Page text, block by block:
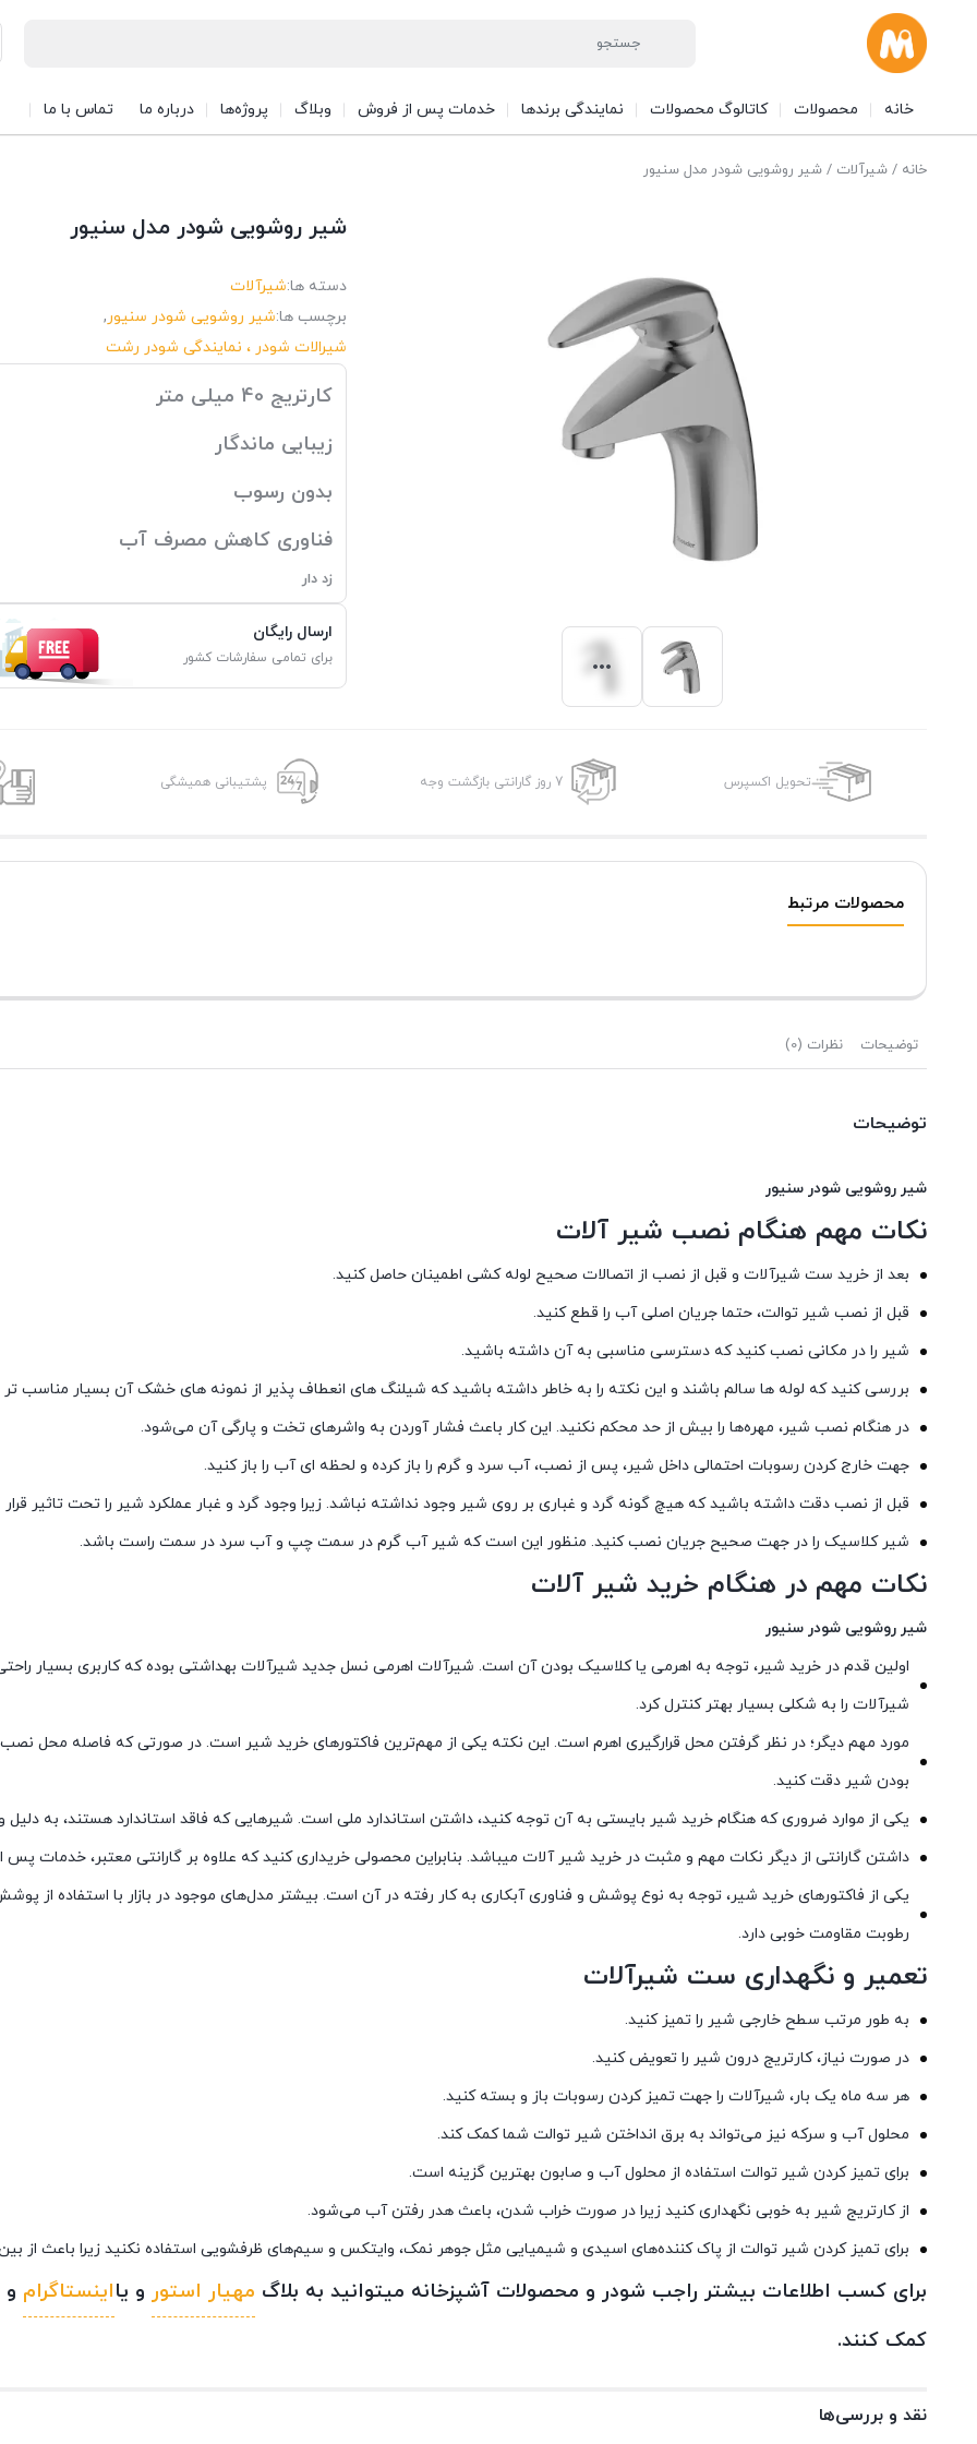
خانه محصولات کاتالوگ محصولات نمایندگی برندها خدمات پس از فروش وبلاگ پروژه‌ها درباره ما تماس با ما
خانه /شیرآلات / شیر روشویی شودر مدل سنیور
شیر روشویی شودر مدل سنیور
دسته ها:شیرآلات
برچسب ها:شیر روشویی شودر سنیور,
شیرالات شودر ، نمایندگی شودر رشت
کارتریج 40 میلی متر
زیبایی ماندگار
بدون رسوب
فناوری کاهش مصرف آب
زد دار
ارسال رایگان
برای تمامی سفارشات کشور
تحویل اکسپرس 7 روز گارانتی بازگشت وجه پشتیبانی همیشگی
محصولات مرتبط
توضیحات نظرات (0)
توضیحات
شیر روشویی شودر سنیور
نکات مهم هنگام نصب شیر آلات
بعد از خرید ست شیرآلات و قبل از نصب از اتصالات صحیح لوله کشی اطمینان حاصل کنید.
قبل از نصب شیر توالت، حتما جریان اصلی آب را قطع کنید.
شیر را در مکانی نصب کنید که دسترسی مناسبی به آن داشته باشید.
بررسی کنید که لوله ها سالم باشند و این نکته را به خاطر داشته باشید که شیلنگ های انعطاف پذیر از نمونه های خشک آن بسیار مناسب
در هنگام نصب شیر، مهره‌ها را بیش از حد محکم نکنید. این کار باعث فشار آوردن به واشرهای تخت و پارگی آن می‌شود.
جهت خارج کردن رسوبات احتمالی داخل شیر، پس از نصب، آب سرد و گرم را باز کرده و لحظه ای آب را باز کنید.
قبل از نصب دقت داشته باشید که هیچ گونه گرد و غباری بر روی شیر وجود نداشته نباشد. زیرا وجود گرد و غبار عملکرد شیر را تحت تاثیر قرار
شیر کلاسیک را در جهت صحیح جریان نصب کنید. منظور این است که شیر آب گرم در سمت چپ و آب سرد در سمت راست باشد.
نکات مهم در هنگام خرید شیر آلات
شیر روشویی شودر سنیور
اولین قدم در خرید شیر، توجه به اهرمی یا کلاسیک بودن آن است. شیرآلات اهرمی نسل جدید شیرآلات بهداشتی بوده که کاربری بسیار
شیرآلات را به شکلی بسیار بهتر کنترل کرد.
مورد مهم دیگر؛ در نظر گرفتن محل قرارگیری اهرم است. این نکته یکی از مهم‌ترین فاکتورهای خرید شیر است. در صورتی که فاصله محل
بودن شیر دقت کنید.
یکی از موارد ضروری که هنگام خرید شیر بایستی به آن توجه کنید، داشتن استاندارد ملی است. شیرهایی که فاقد استاندارد هستند، به دلیل
داشتن گارانتی از دیگر نکات مهم و مثبت در خرید شیر آلات میباشد. بنابراین محصولی خریداری کنید که علاوه بر گارانتی معتبر، خدمات پس
یکی از فاکتورهای خرید شیر، توجه به نوع پوشش و فناوری آبکاری به کار رفته در آن است. بیشتر مدل‌های موجود در بازار با استفاده از
رطوبت مقاومت خوبی دارد.
تعمیر و نگهداری ست شیرآلات
به طور مرتب سطح خارجی شیر را تمیز کنید.
در صورت نیاز، کارتریج درون شیر را تعویض کنید.
هر سه ماه یک بار، شیرآلات را جهت تمیز کردن رسوبات باز و بسته کنید.
محلول آب و سرکه نیز می‌تواند به برق انداختن شیر توالت شما کمک کند.
برای تمیز کردن شیر توالت استفاده از محلول آب و صابون بهترین گزینه است.
از کارتریج شیر به خوبی نگهداری کنید زیرا در صورت خراب شدن، باعث هدر رفتن آب می‌شود.
برای تمیز کردن شیر توالت از پاک کننده‌های اسیدی و شیمیایی مثل جوهر نمک، وایتکس و سیم‌های ظرفشویی استفاده نکنید زیرا باعث
برای کسب اطلاعات بیشتر راجب شودر و محصولات آشپزخانه میتوانید به بلاگ مهیار استور و یااینستاگرام و
کمک کنند.
نقد و بررسی‌ها